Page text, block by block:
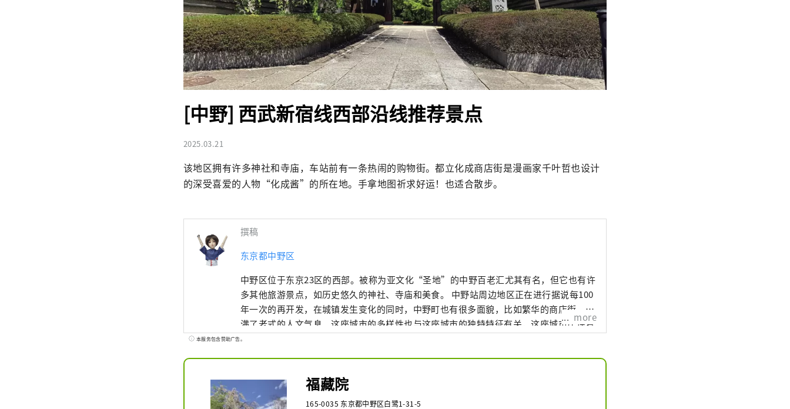
[中野] 西武新宿线西部沿线推荐景点
2025.03.21
该地区拥有许多神社和寺庙，车站前有一条热闹的购物街。都立化成商店街是漫画家千叶哲也设计
的深受喜爱的人物“化成酱”的所在地。手拿地图祈求好运！也适合散步。
撰稿
东京都中野区
中野区位于东京23区的西部。被称为亚文化“圣地”的中野百老汇尤其有名，但它也有许
多其他旅游景点，如历史悠久的神社、寺庙和美食。 中野站周边地区正在进行据说每100
年一次的再开发，在城镇发生变化的同时，中野町也有很多面貌，比如繁华的商店街，充
满了老式的人文气息。这座城市的多样性也与这座城市的独特特征有关，这座城市居住着
来自约 120 个国家的约 17,000 人。
more
本服务包含赞助广告。
福藏院
165-0035 东京都中野区白鹭1-31-5